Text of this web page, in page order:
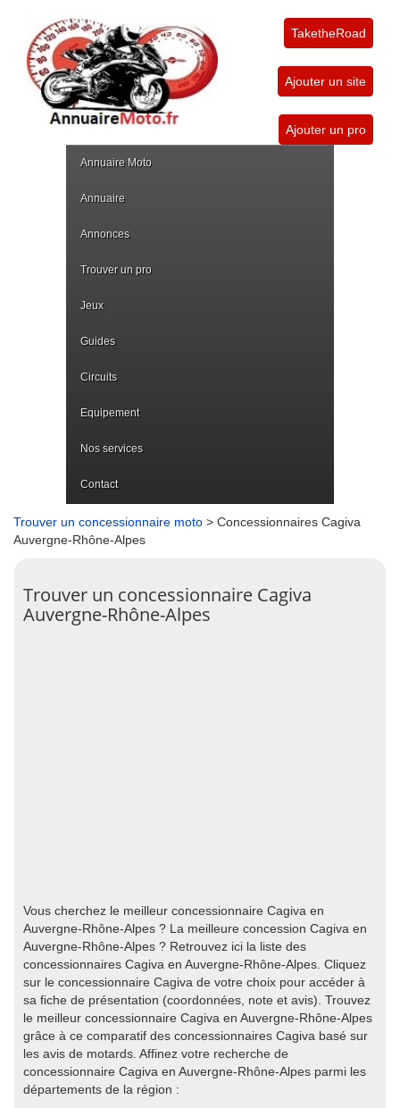
TaketheRoad
Ajouter un site
Ajouter un pro
Annuaire Moto
Annuaire
Annonces
Trouver un pro
Jeux
Guides
Circuits
Equipement
Nos services
Contact
Trouver un concessionnaire moto > Concessionnaires Cagiva
Auvergne-Rhône-Alpes
Trouver un concessionnaire Cagiva
Auvergne-Rhône-Alpes
Vous cherchez le meilleur concessionnaire Cagiva en
Auvergne-Rhône-Alpes ? La meilleure concession Cagiva en
Auvergne-Rhône-Alpes ? Retrouvez ici la liste des
concessionnaires Cagiva en Auvergne-Rhône-Alpes. Cliquez
sur le concessionnaire Cagiva de votre choix pour accéder à
sa fiche de présentation (coordonnées, note et avis). Trouvez
le meilleur concessionnaire Cagiva en Auvergne-Rhône-Alpes
grâce à ce comparatif des concessionnaires Cagiva basé sur
les avis de motards. Affinez votre recherche de
concessionnaire Cagiva en Auvergne-Rhône-Alpes parmi les
départements de la région :